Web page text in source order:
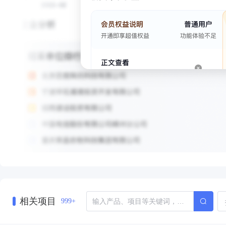
相关项目 999+